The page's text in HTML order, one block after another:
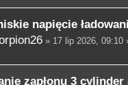
napięcie
» 17 lip 2026, 09:10
zapłonu 3